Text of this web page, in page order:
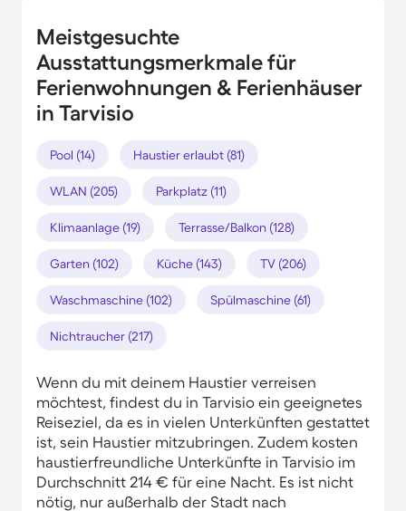
Meistgesuchte
Ausstattungsmerkmale für
Ferienwohnungen & Ferienhäuser
in Tarvisio
Pool (14) Haustier erlaubt (81)
WLAN (205) Parkplatz (11)
Klimaanlage (19) Terrasse/Balkon (128)
Garten (102) Küche (143) TV (206)
Waschmaschine (102) Spülmaschine (61)
Nichtraucher (217)
Wenn du mit deinem Haustier verreisen
möchtest, findest du in Tarvisio ein geeignetes
Reiseziel, da es in vielen Unterkünften gestattet
ist, sein Haustier mitzubringen. Zudem kosten
haustierfreundliche Unterkünfte in Tarvisio im
Durchschnitt 214 € für eine Nacht. Es ist nicht
nötig, nur außerhalb der Stadt nach